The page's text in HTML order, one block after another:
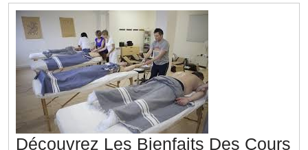
De
Demain
Découvrez Les Bienfaits Des Cours